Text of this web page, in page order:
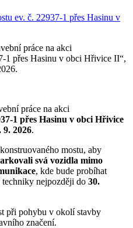
práce na akci
1 přes Hasinu v obci Hřivice II“,
práce na akci
1 přes Hasinu v obci Hřivice
9. 2026.
mostu, aby
svá vozidla mimo
, kde bude probíhat
techniky nejpozději do 30.
při pohybu v okolí stavby
značení.